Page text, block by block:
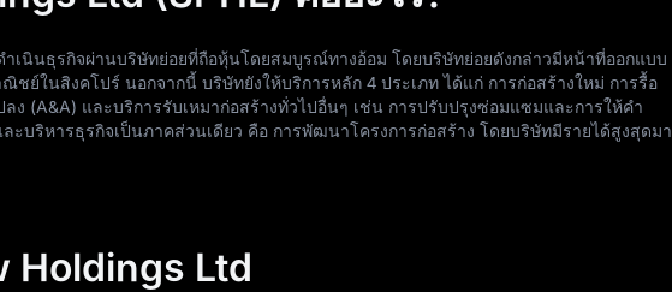
เนินธุรกิจผ่านบริษัทย่อยที่ถือหุ้นโดยสมบูรณ์ทางอ้อม โดยบริษัทย่อยดังกล่าวมีหน้าที่ออกแบบ
ชย์ในสิงคโปร์ นอกจากนี้ บริษัทยังให้บริการหลัก 4 ประเภท ได้แก่ การก่อสร้างใหม่ การรื้อ
ง (A&A) และบริการรับเหมาก่อสร้างทั่วไปอื่นๆ เช่น การปรับปรุงซ่อมแซมและการให้คำ
บริหารธุรกิจเป็นภาคส่วนเดียว คือ การพัฒนาโครงการก่อสร้าง โดยบริษัทมีรายได้สูงสุดมา
Holdings Ltd